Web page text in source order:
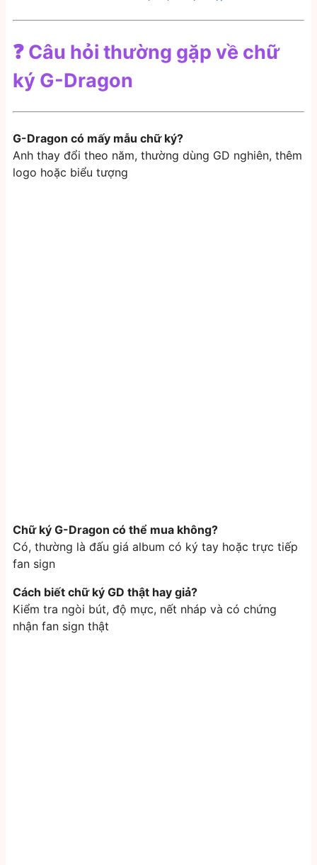
❓ Câu hỏi thường gặp về chữ
ký G-Dragon
G-Dragon có mấy mẫu chữ ký?
Anh thay đổi theo năm, thường dùng GD nghiên, thêm
logo hoặc biểu tượng
Chữ ký G-Dragon có thể mua không?
Có, thường là đấu giá album có ký tay hoặc trực tiếp
fan sign
Cách biết chữ ký GD thật hay giả?
Kiểm tra ngòi bút, độ mực, nết nháp và có chứng
nhận fan sign thật